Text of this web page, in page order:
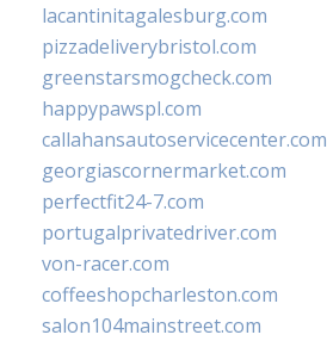
lacantinitagalesburg.com
pizzadeliverybristol.com
greenstarsmogcheck.com
happypawspl.com
callahansautoservicecenter.com
georgiascornermarket.com
perfectfit24-7.com
portugalprivatedriver.com
von-racer.com
coffeeshopcharleston.com
salon104mainstreet.com